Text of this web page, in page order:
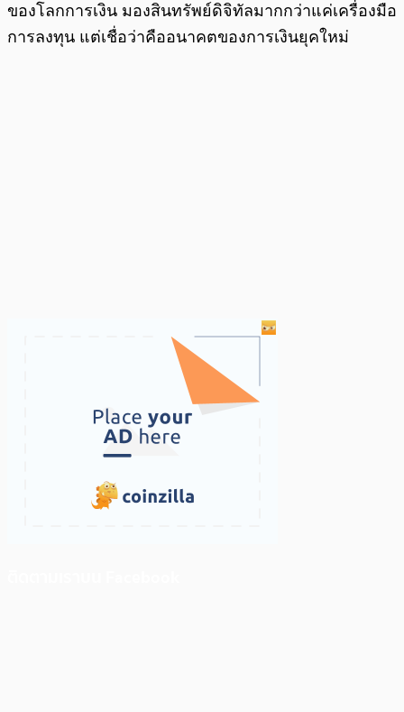
ของโลกการเงิน มองสินทรัพย์ดิจิทัลมากกว่าแค่เครื่องมือ
การลงทุน แต่เชื่อว่าคืออนาคตของการเงินยุคใหม่